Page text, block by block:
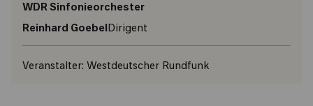
WDR Sinfonieorchester
Reinhard GoebelDirigent
Veranstalter: Westdeutscher Rundfunk